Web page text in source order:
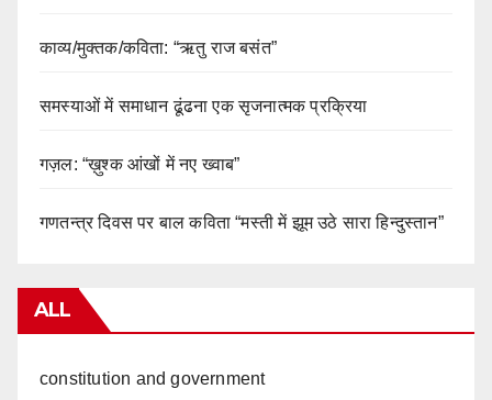
काव्य/मुक्तक/कविता: “ऋतु राज बसंत”
समस्याओं में समाधान ढूंढना एक सृजनात्मक प्रक्रिया
गज़ल: “ख़ुश्क आंखों में नए ख्वाब”
गणतन्त्र दिवस पर बाल कविता “मस्ती में झूम उठे सारा हिन्दुस्तान”
ALL
constitution and government